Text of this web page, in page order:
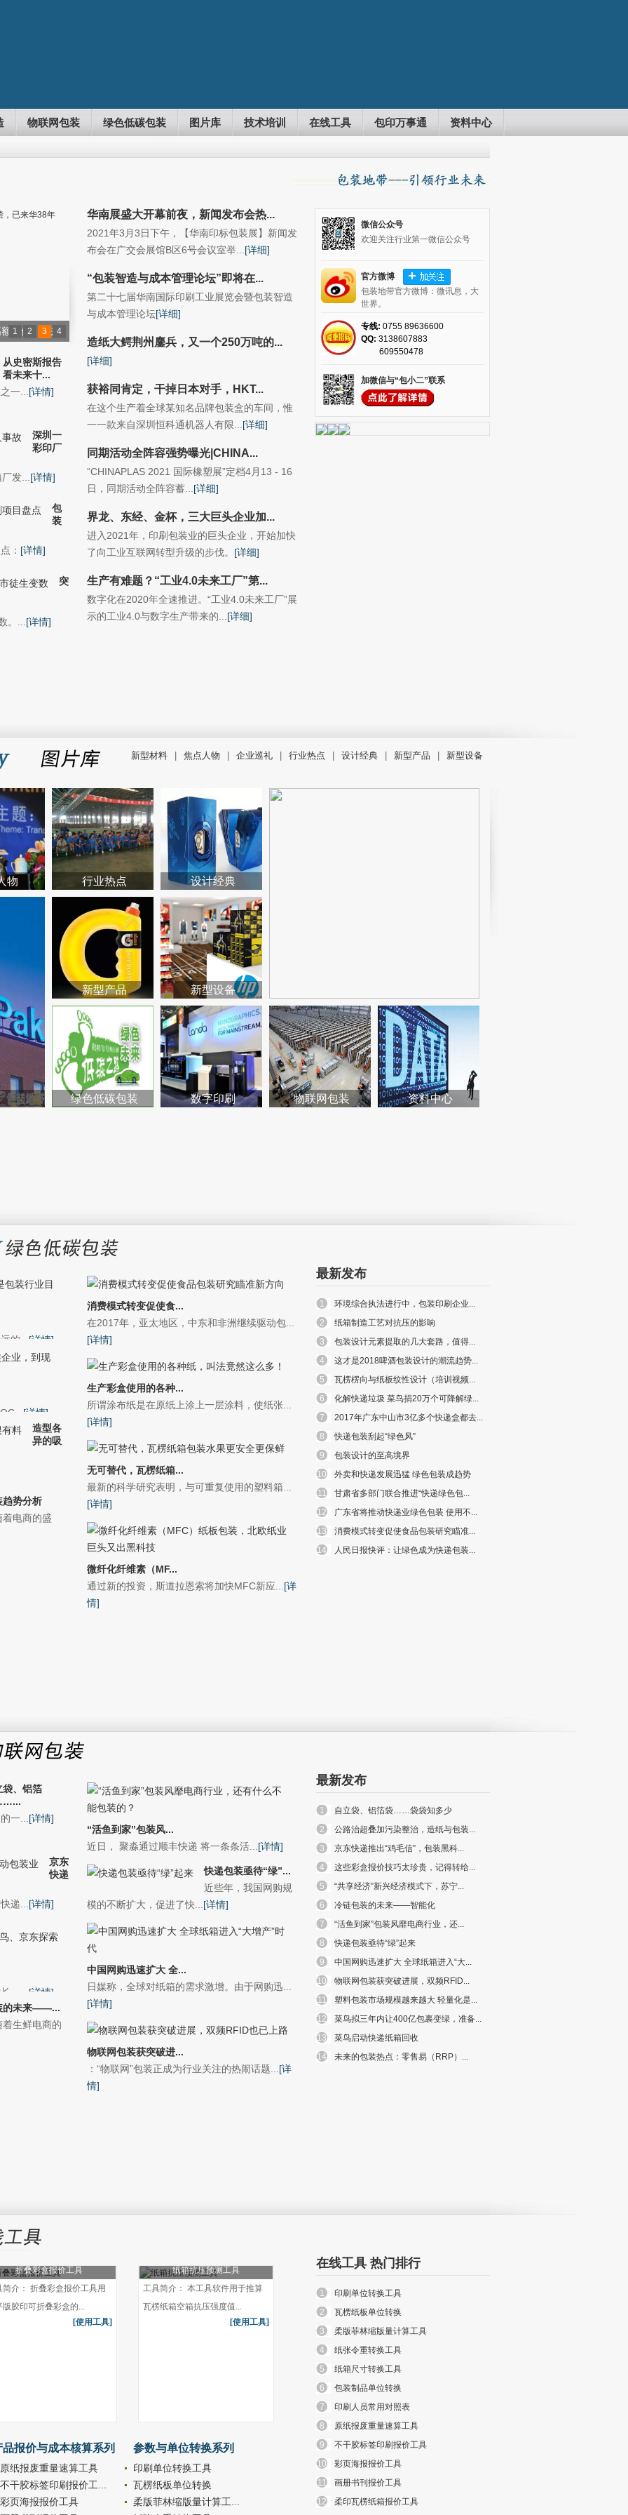
物联网包装 绿色低碳包装 图片库 技术培训 在线工具 包印万事通 资料中心
补偿，已来
动化生产历
1 2 3 4
从史密斯报告
看未来十...
一... [详情]
深圳一
彩印厂
发... [详情]
包
装
： [详情]
突
。... [详情]
华南展盛大开幕前夜，新闻发布会热...
2021年3月3日下午，【华南印标包装展】新闻发
布会在广交会展馆B区6号会议室举... [详细]
“包装智造与成本管理论坛”即将在...
第二十七届华南国际印刷工业展览会暨包装智造
与成本管理论坛[详细]
造纸大鳄荆州鏖兵，又一个250万吨的...
[详细]
获裕同肯定，干掉日本对手，HKT...
在这个生产着全球某知名品牌包装盒的车间，惟
一一款来自深圳恒科通机器人有限... [详细]
同期活动全阵容强势曝光|CHINA...
“CHINAPLAS 2021 国际橡塑展”定档4月13 - 16
日，同期活动全阵容蓄... [详细]
界龙、东经、金杯，三大巨头企业加...
进入2021年，印刷包装业的巨头企业，开始加快
了向工业互联网转型升级的步伐。 [详细]
生产有难题？“工业4.0未来工厂”第...
数字化在2020年全速推进。“工业4.0未来工厂”展
示的工业4.0与数字生产带来的... [详细]
微信公众号
欢迎关注行业第一微信公众号
官方微博
包装地带官方微博：微讯息，大
世界。
专线: 0755 89636600
QQ: 3138607883
609550478
加微信与“包小二”联系
新型材料 焦点人物 企业巡礼 行业热点 设计经典 新型产品 新型设备
物 行业热点 设计经典
新型产品 新型设备
绿色低碳包装 数字印刷 物联网包装 资料中心
的... [详情]
[详情]
造型各
异的吸
趋势分析
电商的盛
消费模式转变促使食...
在2017年，亚太地区，中东和非洲继续驱动包...
[详情]
生产彩盒使用的各种...
所谓涂布纸是在原纸上涂上一层涂料，使纸张...
[详情]
无可替代，瓦楞纸箱...
最新的科学研究表明，与可重复使用的塑料箱...
[详情]
微纤化纤维素（MF...
通过新的投资，斯道拉恩索将加快MFC新应... [详
情]
最新发布
1
环境综合执法进行中，包装印刷企业...
2
纸箱制造工艺对抗压的影响
3
包装设计元素提取的几大套路，值得...
4
这才是2018啤酒包装设计的潮流趋势...
5
瓦楞楞向与纸板纹性设计（培训视频...
6
化解快递垃圾 菜鸟捐20万个可降解绿...
7
2017年广东中山市3亿多个快递盒都去...
8
快递包装刮起“绿色风”
9
包装设计的至高境界
10
外卖和快递发展迅猛 绿色包装成趋势
11
甘肃省多部门联合推进“快递绿色包...
12
广东省将推动快递业绿色包装 使用不...
13
消费模式转变促使食品包装研究瞄准...
14
人民日报快评：让绿色成为快递包装...
袋、铝箔
一... [详情]
京东
快递
递... [详情]
。... [详情]
的未来——...
着生鲜电商的
“活鱼到家”包装风...
近日， 聚淼通过顺丰快递 将一条条活... [详情]
快递包装亟待“绿”...
近些年，我国网购规
模的不断扩大，促进了快... [详情]
中国网购迅速扩大 全...
日媒称，全球对纸箱的需求激增。由于网购迅...
[详情]
物联网包装获突破进...
：“物联网”包装正成为行业关注的热闹话题... [详
情]
最新发布
1
自立袋、铝箔袋……袋袋知多少
2
公路治超叠加污染整治，造纸与包装...
3
京东快递推出“鸡毛信”，包装黑科...
4
这些彩盒报价技巧太珍贵，记得转给...
5
“共享经济”新兴经济模式下，苏宁...
6
冷链包装的未来——智能化
7
“活鱼到家”包装风靡电商行业，还...
8
快递包装亟待“绿”起来
9
中国网购迅速扩大 全球纸箱进入“大...
10
物联网包装获突破进展，双频RFID...
11
塑料包装市场规模越来越大 轻量化是...
12
菜鸟拟三年内让400亿包裹变绿，准备...
13
菜鸟启动快递纸箱回收
14
未来的包装热点：零售易（RRP）...
折叠彩盒报价工具
简介： 折叠彩盒报价工具用
版胶印可折叠彩盒的...
[使用工具]
纸箱抗压预测工具
工具简介： 本工具软件用于推算
瓦楞纸箱空箱抗压强度值...
[使用工具]
品报价与成本核算系列
原纸报废重量速算工具
不干胶标签印刷报价工...
彩页海报报价工具
参数与单位转换系列
印刷单位转换工具
瓦楞纸板单位转换
柔版菲林缩版量计算工...
在线工具 热门排行
1
印刷单位转换工具
2
瓦楞纸板单位转换
3
柔版菲林缩版量计算工具
4
纸张令重转换工具
5
纸箱尺寸转换工具
6
包装制品单位转换
7
印刷人员常用对照表
8
原纸报废重量速算工具
9
不干胶标签印刷报价工具
10
彩页海报报价工具
11
画册书刊报价工具
12
柔印瓦楞纸箱报价工具